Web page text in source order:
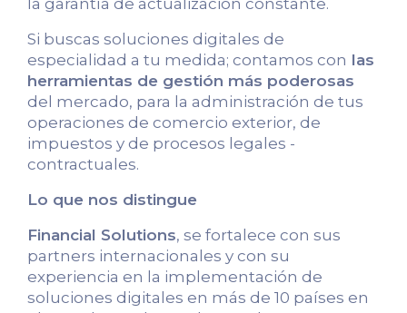
la garantía de actualización constante.
Si buscas soluciones digitales de
especialidad a tu medida; contamos con las
herramientas de gestión más poderosas
del mercado, para la administración de tus
operaciones de comercio exterior, de
impuestos y de procesos legales -
contractuales.
Lo que nos distingue
Financial Solutions, se fortalece con sus
partners internacionales y con su
experiencia en la implementación de
soluciones digitales en más de 10 países en